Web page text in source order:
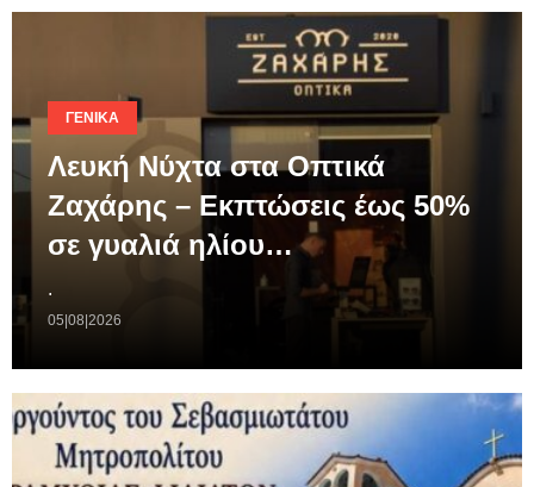
ΓΕΝΙΚΆ
Λευκή Νύχτα στα Οπτικά
Ζαχάρης – Εκπτώσεις έως 50%
σε γυαλιά ηλίου…
.
05|08|2026